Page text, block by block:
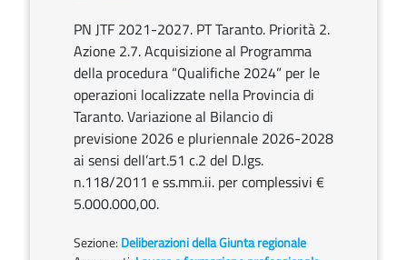
PN JTF 2021-2027. PT Taranto. Priorità 2.
Azione 2.7. Acquisizione al Programma
della procedura “Qualifiche 2024” per le
operazioni localizzate nella Provincia di
Taranto. Variazione al Bilancio di
previsione 2026 e pluriennale 2026-2028
ai sensi dell’art.51 c.2 del D.lgs.
n.118/2011 e ss.mm.ii. per complessivi €
5.000.000,00.
Sezione: Deliberazioni della Giunta regionale